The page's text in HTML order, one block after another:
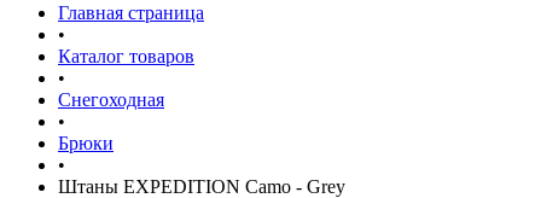
Главная страница
•
Каталог товаров
•
Снегоходная
•
Брюки
•
Штаны EXPEDITION Camo - Grey